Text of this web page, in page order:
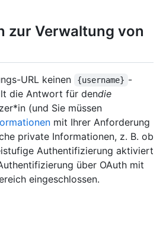
zur Verwaltung von
URL keinen {username} -
die Antwort für dendie
(und Sie müssen
mit Ihrer Anforderung
private Informationen, z. B. ob
Authentifizierung aktiviert
über OAuth mit
eingeschlossen.